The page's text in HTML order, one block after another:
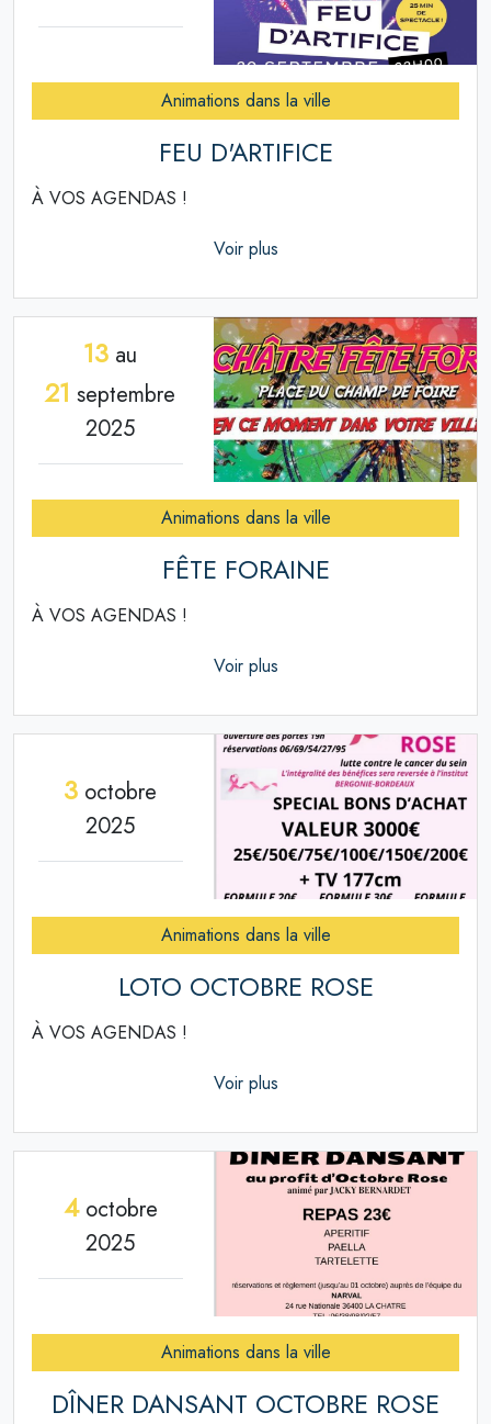
Animations dans la ville
FEU D'ARTIFICE
À VOS AGENDAS !
Voir plus
13 au
21 septembre
2025
Animations dans la ville
FÊTE FORAINE
À VOS AGENDAS !
Voir plus
3 octobre
2025
Animations dans la ville
LOTO OCTOBRE ROSE
À VOS AGENDAS !
Voir plus
4octobre
2025
Animations dans la ville
DÎNER DANSANT OCTOBRE ROSE